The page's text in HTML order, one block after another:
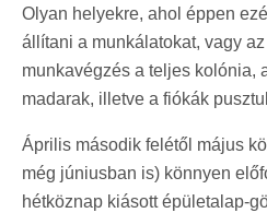
Olyan helyekre, ahol éppen
állítani a munkálatokat, vagy
munkavégzés a teljes kolónia,
madarak, illetve a fiókák
Április második felétől május
még júniusban is) könnyen
hétköznap kiásott épületalap-